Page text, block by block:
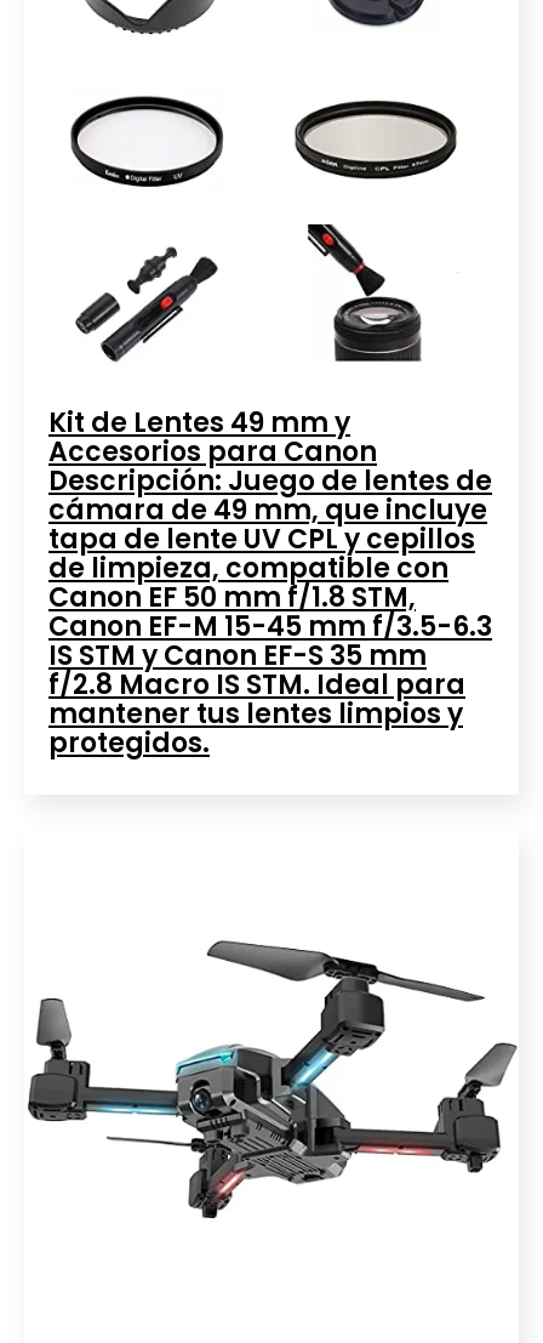
Kit de Lentes 49 mm y
Accesorios para Canon
Descripción: Juego de lentes de
cámara de 49 mm, que incluye
tapa de lente UV CPL y cepillos
de limpieza, compatible con
Canon EF 50 mm f/1.8 STM,
Canon EF-M 15-45 mm f/3.5-6.3
IS STM y Canon EF-S 35 mm
f/2.8 Macro IS STM. Ideal para
mantener tus lentes limpios y
protegidos.